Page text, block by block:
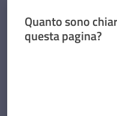
Quanto sono
questa pagina?